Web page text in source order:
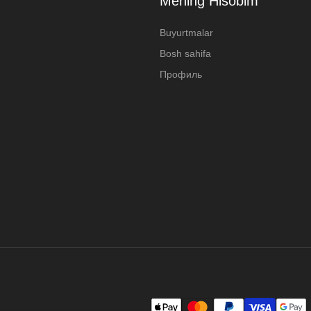
Buyurtmalar
Bosh sahifa
Профиль